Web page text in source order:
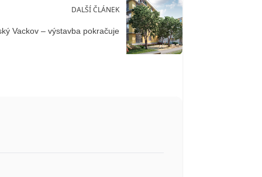
DALŠÍ ČLÁNEK
Vackov – výstavba pokračuje